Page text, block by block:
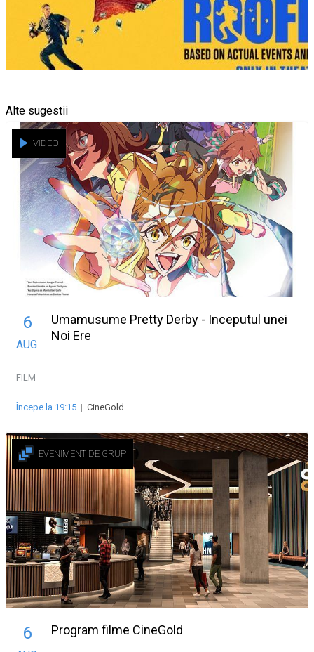
Alte sugestii
VIDEO
6
AUG
Umamusume Pretty Derby - Inceputul unei
Noi Ere
FILM
Începe la 19:15 | CineGold
EVENIMENT DE GRUP
6 Program filme CineGold